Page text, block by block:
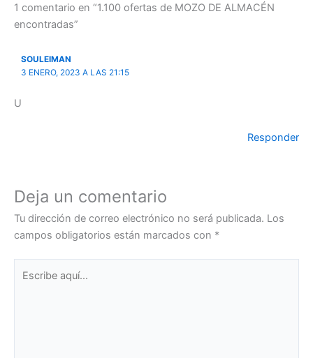
1 comentario en “1.100 ofertas de MOZO DE ALMACÉN
encontradas”
SOULEIMAN
3 ENERO, 2023 A LAS 21:15
U
Responder
Deja un comentario
Tu dirección de correo electrónico no será publicada. Los
campos obligatorios están marcados con *
aquí...